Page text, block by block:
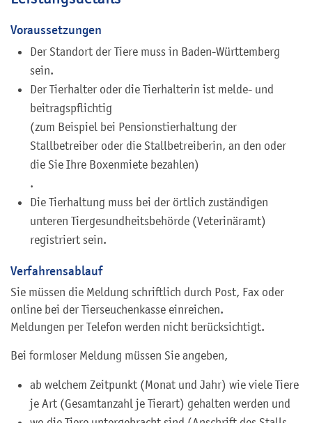
Voraussetzungen
Der Standort der Tiere muss in Baden-Württemberg
sein.
Der Tierhalter oder die Tierhalterin ist melde- und
beitragspflichtig
(zum Beispiel bei Pensionstierhaltung der
Stallbetreiber oder die Stallbetreiberin, an den oder
die Sie Ihre Boxenmiete bezahlen)
.
Die Tierhaltung muss bei der örtlich zuständigen
unteren Tiergesundheitsbehörde (Veterinäramt)
registriert sein.
Verfahrensablauf
Sie müssen die Meldung schriftlich durch Post, Fax oder
online bei der Tierseuchenkasse einreichen.
Meldungen per Telefon werden nicht berücksichtigt.
Bei formloser Meldung müssen Sie angeben,
ab welchem Zeitpunkt (Monat und Jahr) wie viele Tiere
je Art (Gesamtanzahl je Tierart) gehalten werden und